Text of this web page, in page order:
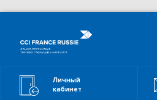
Личный
кабинет